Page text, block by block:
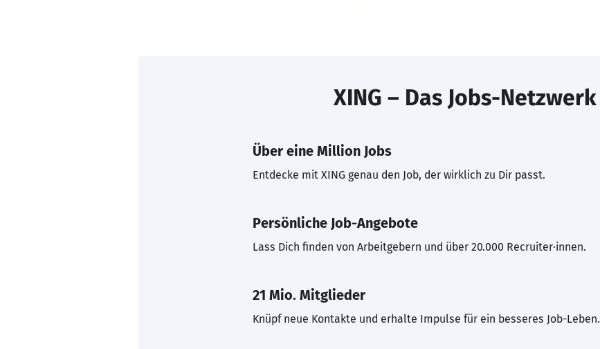
XING – Das Jobs-Netzwerk
Über eine Million Jobs
Entdecke mit XING genau den Job, der wirklich zu Dir passt.
Persönliche Job-Angebote
Lass Dich finden von Arbeitgebern und über 20.000 Recruiter·innen.
21 Mio. Mitglieder
Knüpf neue Kontakte und erhalte Impulse für ein besseres Job-Leben.